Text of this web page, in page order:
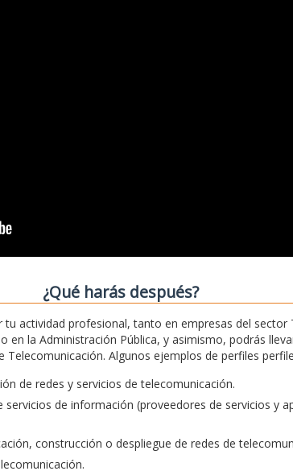
¿Qué harás después?
actividad profesional, tanto en empresas del sector
en la Administración Pública, y asimismo, podrás
Telecomunicación. Algunos ejemplos de perfiles
de redes y servicios de telecomunicación.
de información (proveedores de servicios y
construcción o despliegue de redes de